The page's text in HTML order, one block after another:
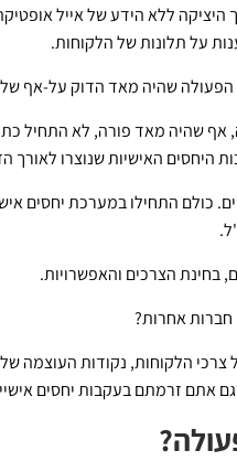
ללא הידע של אייל
על תלונות של הלקוחות.
הפעולה שהיה מאד הדוק על-אף
שהיה מאד פורה, לא התחיל
האישיות שנוצרו לאורך
כולם התחילו במערכת יחסים
בחינת הצרכים והאפשרויות.
אחרות?
הלקוחות, נקודות העוצמה
אתם זרמתם בעקבות יחסים